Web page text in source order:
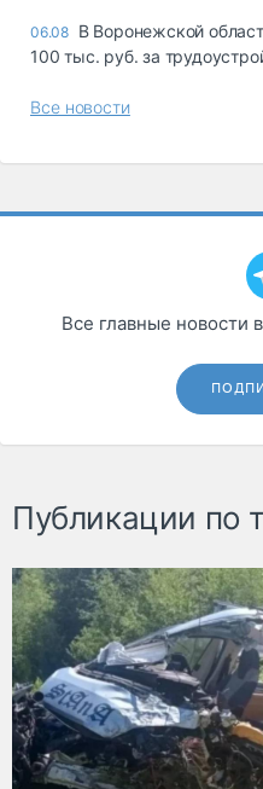
06.08 В Воронежской
100 тыс. руб. за
Все новости
Все главные новости
Публикации по